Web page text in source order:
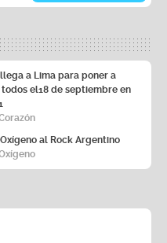
a Lima para poner a
el18 de septiembre en
al Rock Argentino